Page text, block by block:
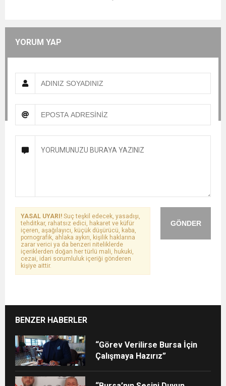
YORUM YAP
GÖNDER
YASAL UYARI! Suç teşkil edecek, yasadışı,
tehditkar, rahatsız edici, hakaret ve küfür
içeren, aşağılayıcı, küçük düşürücü, kaba,
pornografik, ahlaka aykırı, kişilik haklarına
zarar verici ya da benzeri niteliklerde
içeriklerden doğan her türlü mali, hukuki,
cezai, idari sorumluluk içeriği gönderen
kişiye aittir.
BENZER HABERLER
“Görev Verilirse Bursa İçin
Çalışmaya Hazırız”